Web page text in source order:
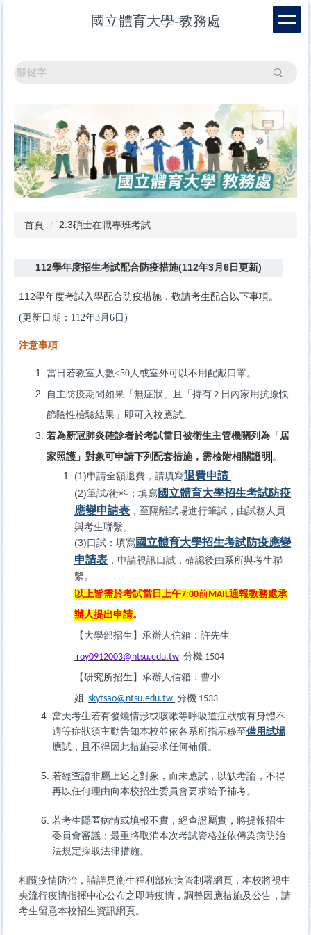
國立體育大學-教務處
搜尋
首頁 2.3碩士在職專班考試
112學年度招生考試配合防疫措施(112年3月6日更新)
112學年度考試入學配合防疫措施，敬請考生配合以下事項。
(更新日期：112年3月6日)
注意事項
當日若教室人數<50人或室外可以不用配戴口罩。
自主防疫期間如果「無症狀」且「持有 2 日內家用抗原快
篩陰性檢驗結果」即可入校應試。
若為新冠肺炎確診者於考試當日被衛生主管機關列為「居
家照護」對象可申請下列配套措施，需檢附相關證明 。
(1)申請全額退費，請填寫退費申請
(2)筆試/術科：填寫國立體育大學招生考試防疫
應變申請表 ，至隔離試場進行筆試，由試務人員
與考生聯繫。
(3)口試：填寫國立體育大學招生考試防疫應變
申請表 ，申請視訊口試，確認後由系所與考生聯
繫。
以上皆需於考試當日上午7:00前MAIL通報教務處承
辦人提出申請。
【大學部招生】 承辦人信箱：許先生
roy0912003@ntsu.edu.tw 分機 1504
【研究所招生 】 承辦人信箱：曹小
姐 skytsao@ntsu.edu.tw 分機 1533
當天考生若有發燒情形或咳嗽等呼吸道症狀或有身體不
適等症狀須主動告知本校並依各系所指示移至備用試場
應試，且不得因此措施要求任何補償。
若經查證非屬上述之對象，而未應試，以缺考論，不得
再以任何理由向本校招生委員會要求給予補考。
若考生隱匿病情或填報不實，經查證屬實，將提報招生
委員會審議；最重將取消本次考試資格並依傳染病防治
法規定採取法律措施。
相關疫情防治，請詳見衛生福利部疾病管制署網頁，本校將視中
央流行疫情指揮中心公布之即時疫情，調整因應措施及公告，請
考生留意本校招生資訊網頁。